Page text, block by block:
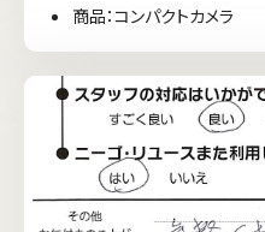
商品：コンパクトカメラ